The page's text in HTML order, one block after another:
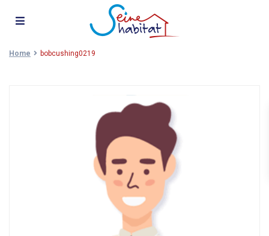
Home bobcushing0219